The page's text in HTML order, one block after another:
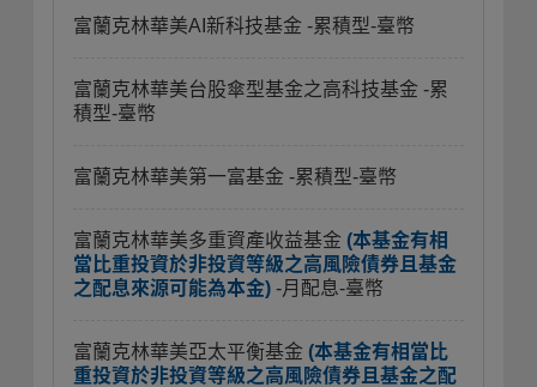
富蘭克林華美AI新科技基金 -累積型-臺幣
富蘭克林華美台股傘型基金之高科技基金 -累
積型-臺幣
富蘭克林華美第一富基金 -累積型-臺幣
富蘭克林華美多重資產收益基金 (本基金有相
當比重投資於非投資等級之高風險債券且基金
之配息來源可能為本金) -月配息-臺幣
富蘭克林華美亞太平衡基金 (本基金有相當比
重投資於非投資等級之高風險債券且基金之配